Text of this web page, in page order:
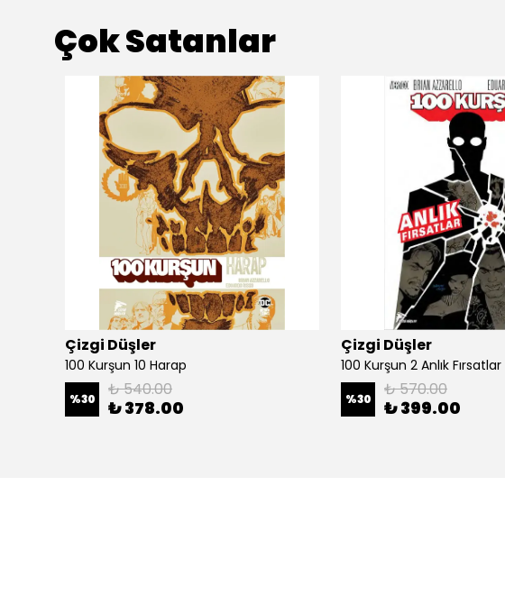
Çok Satanlar
Çizgi Düşler
100 Kurşun 10 Harap
%30 ₺ 540.00
₺ 378.00
Çizgi Düşler
100 Kurşun 2 Anlık Fırsatlar
%30 ₺ 570.00
₺ 399.00